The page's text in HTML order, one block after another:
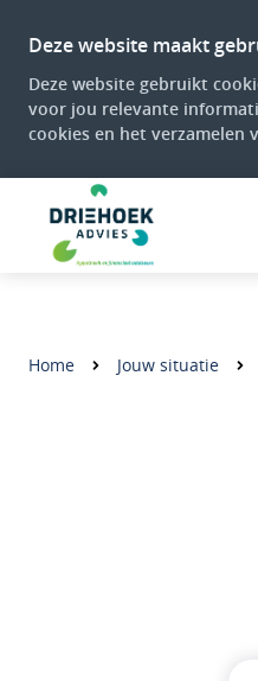
Deze website maakt
Deze website gebruikt
voor jou relevante
cookies en het verzamelen
Home Jouw situatie